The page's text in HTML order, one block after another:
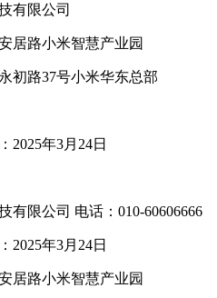
有限公司
居路小米智慧产业园
初路37号小米华东总部
2025年3月24日
有限公司 电话：010-60606666
2025年3月24日
居路小米智慧产业园